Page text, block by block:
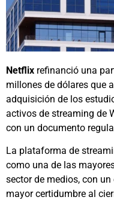
Netflix refinanció una
millones de dólares que
adquisición de los
activos de streaming de
con un documento
La plataforma de
como una de las
sector de medios, con
mayor certidumbre al